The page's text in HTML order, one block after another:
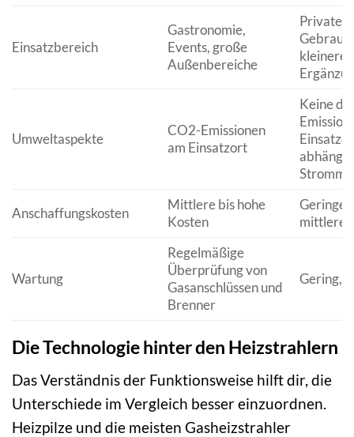
Einsatzbereich
Gastronomie,
Events, große
Außenbereiche
Privater
kleinere
Umweltaspekte
CO2-Emissionen
am Einsatzort
Keine
Anschaffungskosten
Mittlere bis hohe
Kosten
Geringe
mittlere
Wartung
Regelmäßige
Überprüfung von
Gasanschlüssen und
Brenner
Gering,
Die Technologie hinter den Heizstrahlern
Das Verständnis der Funktionsweise hilft dir, die
Unterschiede im Vergleich besser einzuordnen.
Heizpilze und die meisten Gasheizstrahler